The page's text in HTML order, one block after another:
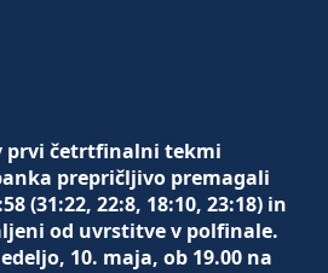
prvi četrtfinalni tekmi
prepričljivo premagali
(31:22, 22:8, 18:10, 23:18) in
od uvrstitve v polfinale.
10. maja, ob 19.00 na